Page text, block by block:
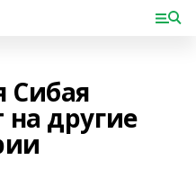
Сибая
другие